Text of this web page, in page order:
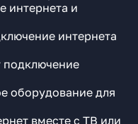
интернета и
интернета
подключение
оборудование для
вместе с ТВ или